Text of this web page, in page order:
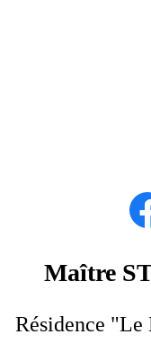
Maître
Résidence